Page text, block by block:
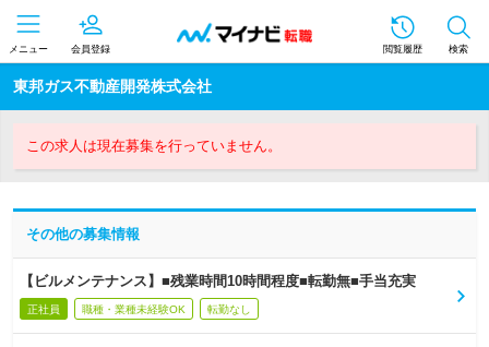
メニュー 会員登録 閲覧履歴 検索
東邦ガス不動産開発株式会社
この求人は現在募集を行っていません。
その他の募集情報
【ビルメンテナンス】■残業時間10時間程度■転勤無■手当充実
正社員 職種・業種未経験OK 転勤なし